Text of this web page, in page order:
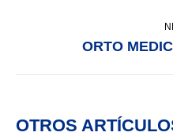
ORTO
OTROS